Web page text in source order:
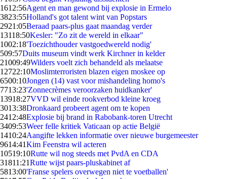
1612:56Agent en man gewond bij explosie in Ermelo
3823:55Holland's got talent wint van Popstars
2921:05Beraad paars-plus gaat maandag verder
13118:50Kesler: "Zo zit de wereld in elkaar"
1002:18'Toezichthouder vastgoedwereld nodig'
509:57Duits museum vindt werk Kirchner in kelder
21009:49Wilders voelt zich behandeld als melaatse
12722:10Moslimterroristen blazen eigen moskee op
6500:10Jongen (14) vast voor mishandeling homo's
7713:23'Zonnecrèmes veroorzaken huidkanker'
13918:27VVD wil einde rookverbod kleine kroeg
3013:38Dronkaard probeert agent om te kopen
2412:48Explosie bij brand in Rabobank-toren Utrecht
3409:53Weer felle kritiek Vaticaan op actie België
1410:24Aangifte lekken informatie over nieuwe burgemeester
9614:41Kim Feenstra wil acteren
10519:10Rutte wil nog steeds met PvdA en CDA
31811:21Rutte wijst paars-pluskabinet af
5813:00'Franse spelers overwegen niet te voetballen'